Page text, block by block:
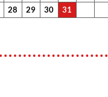
28 29 30 31